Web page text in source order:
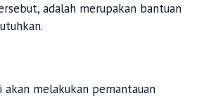
adalah merupakan bantuan
akan melakukan pemantauan